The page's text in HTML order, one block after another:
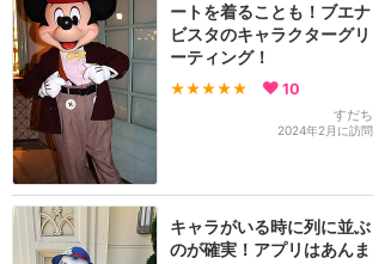
ートを着ることも！ブエナ
ビスタのキャラクターグリ
ーティング！
★★★★★ 10
すだち
2024年2月に訪問
キャラがいる時に列に並ぶ
のが確実！アプリはあんま